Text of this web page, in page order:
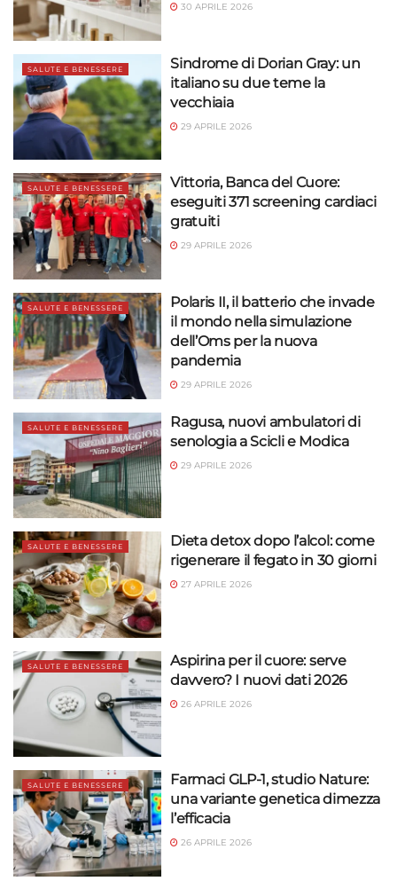
30 APRILE 2026
SALUTE E BENESSERE
Sindrome di Dorian Gray: un
italiano su due teme la
vecchiaia
29 APRILE 2026
SALUTE E BENESSERE
Vittoria, Banca del Cuore:
eseguiti 371 screening cardiaci
gratuiti
29 APRILE 2026
SALUTE E BENESSERE
Polaris II, il batterio che invade
il mondo nella simulazione
dell’Oms per la nuova
pandemia
29 APRILE 2026
SALUTE E BENESSERE
Ragusa, nuovi ambulatori di
senologia a Scicli e Modica
29 APRILE 2026
SALUTE E BENESSERE
Dieta detox dopo l’alcol: come
rigenerare il fegato in 30 giorni
27 APRILE 2026
SALUTE E BENESSERE
Aspirina per il cuore: serve
davvero? I nuovi dati 2026
26 APRILE 2026
SALUTE E BENESSERE
Farmaci GLP-1, studio Nature:
una variante genetica dimezza
l’efficacia
26 APRILE 2026